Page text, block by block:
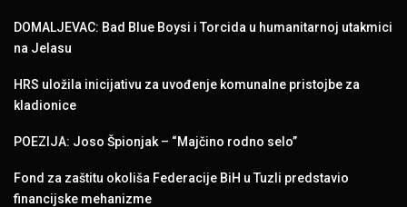
DOMALJEVAC: Bad Blue Boysi i Torcida u humanitarnoj utakmici
na Jelasu
HRS uložila inicijativu za uvođenje komunalne pristojbe za
kladionice
POEZIJA: Joso Špionjak – “Majčino rodno selo”
Fond za zaštitu okoliša Federacije BiH u Tuzli predstavio
financijske mehanizme